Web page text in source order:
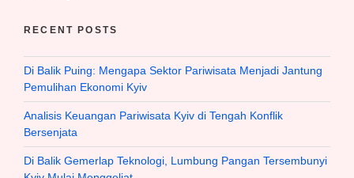
RECENT POSTS
Di Balik Puing: Mengapa Sektor Pariwisata Menjadi Jantung
Pemulihan Ekonomi Kyiv
Analisis Keuangan Pariwisata Kyiv di Tengah Konflik
Bersenjata
Di Balik Gemerlap Teknologi, Lumbung Pangan Tersembunyi